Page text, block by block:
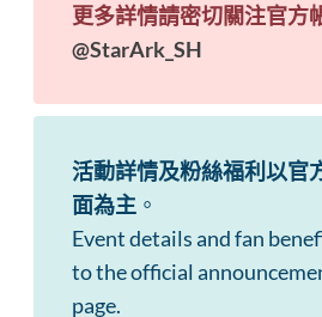
更多詳情請密切關注官方
@StarArk_SH
活動詳情及粉絲福利以官
面為主 。
Event details and fan
to the official
page.